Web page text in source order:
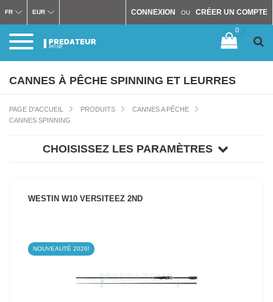
CONNEXION OU CRÉER UN COMPTE
FR EUR
0
CANNES À PÊCHE SPINNING ET LEURRES
PAGE D'ACCUEIL PRODUITS
CANNES A PÊCHE
CANNES SPINNING
CHOISISSEZ LES PARAMÈTRES
WESTIN W10 VERSITEEZ 2ND
NOUVEAUTÉ 2026!